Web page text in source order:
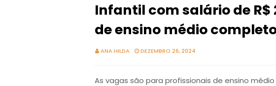
Infantil com salário de R$
de ensino médio
ANA HILDA DEZEMBRO 26, 2024
As vagas são para profissionais de ensino